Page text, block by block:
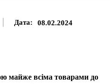
Дата: 08.02.2024
майже всіма товарами до